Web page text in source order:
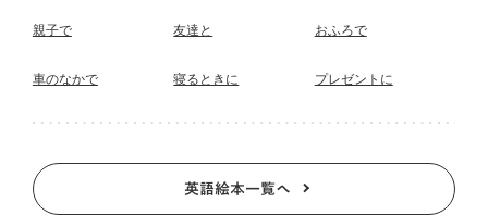
親子で 友達と おふろで
車のなかで 寝るときに プレゼントに
英語絵本一覧へ